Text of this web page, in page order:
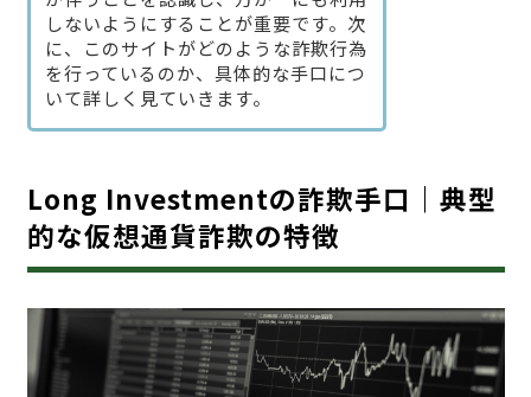
しないようにすることが重要です。次
に、このサイトがどのような詐欺行為
を行っているのか、具体的な手口につ
いて詳しく見ていきます。
Long Investmentの詐欺手口｜典型
的な仮想通貨詐欺の特徴